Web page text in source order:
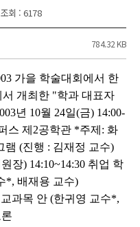
조회 : 6178
784.32 KB